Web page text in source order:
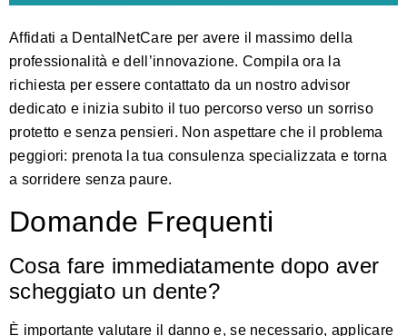
Affidati a DentalNetCare per avere il massimo della
professionalità e dell’innovazione. Compila ora la
richiesta per essere contattato da un nostro advisor
dedicato e inizia subito il tuo percorso verso un sorriso
protetto e senza pensieri. Non aspettare che il problema
peggiori: prenota la tua consulenza specializzata e torna
a sorridere senza paure.
Domande Frequenti
Cosa fare immediatamente dopo aver
scheggiato un dente?
È importante valutare il danno e, se necessario, applicare